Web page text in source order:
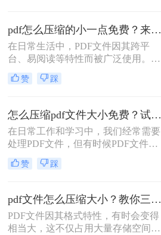
的方法。
pdf怎么压缩的小一点免费？来试试这二种压缩方法！
在日常生活中，PDF文件因其跨平
台、易阅读等特性而被广泛使用。然
而，当PDF文件体积过大时，会给存
储和传输带来诸多不便。那么pdf怎么
种免费且实用的PDF压缩方法。
赞 踩
怎么压缩pdf文件大小免费？试试这二种压缩方法！
在日常工作和学习中，我们经常需要
处理PDF文件，但有时候PDF文件过
大，不便于传输和存储。那么怎么压
缩pdf文件大小免费呢？本文将介绍两
赞 踩
pdf文件怎么压缩大小？教你三种实用压缩方法！
PDF文件因其格式特性，有时会变得
相当大，这不仅占用大量存储空间，